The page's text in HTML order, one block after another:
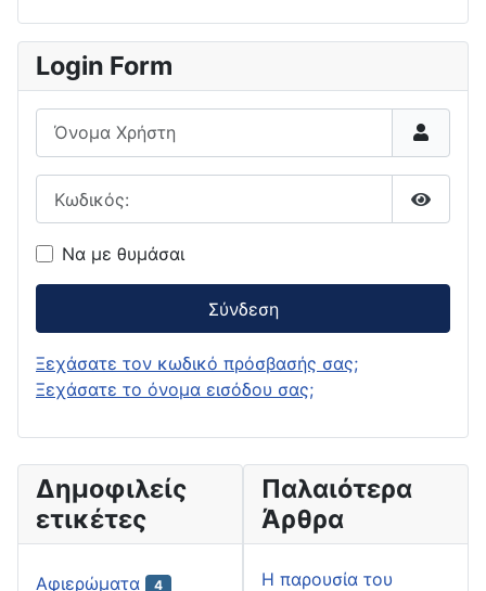
Login Form
Όνομα Χρήστη
Να με θυμάσαι
Σύνδεση
Ξεχάσατε τον κωδικό πρόσβασής σας;
Ξεχάσατε το όνομα εισόδου σας;
Δημοφιλείς
ετικέτες
Αφιερώματα 4
Παλαιότερα
Άρθρα
H παρουσία του